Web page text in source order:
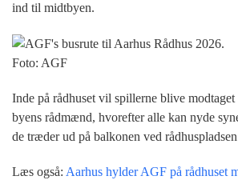
ind til midtbyen.
Foto: AGF
Inde på rådhuset vil spillerne blive modtaget
byens rådmænd, hvorefter alle kan nyde
de træder ud på balkonen ved
Læs også: Aarhus hylder AGF på rådhuset